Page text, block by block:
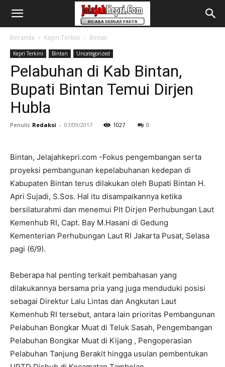
Beranda Kepri Terkini Bintan
Kepri Terkini Bintan Uncategorized
Pelabuhan di Kab Bintan,
Bupati Bintan Temui Dirjen
Hubla
Penulis Redaksi - 07/09/2017 1027 0
Bintan, Jelajahkepri.com -Fokus pengembangan serta
proyeksi pembangunan kepelabuhanan kedepan di
Kabupaten Bintan terus dilakukan oleh Bupati Bintan H.
Apri Sujadi, S.Sos. Hal itu disampaikannya ketika
bersilaturahmi dan menemui Plt Dirjen Perhubungan Laut
Kemenhub RI, Capt. Bay M.Hasani di Gedung
Kementerian Perhubungan Laut RI Jakarta Pusat, Selasa
pagi (6/9).
Beberapa hal penting terkait pembahasan yang
dilakukannya bersama pria yang juga menduduki posisi
sebagai Direktur Lalu Lintas dan Angkutan Laut
Kemenhub RI tersebut, antara lain prioritas Pembangunan
Pelabuhan Bongkar Muat di Teluk Sasah, Pengembangan
Pelabuhan Bongkar Muat di Kijang , Pengoperasian
Pelabuhan Tanjung Berakit hingga usulan pembentukan